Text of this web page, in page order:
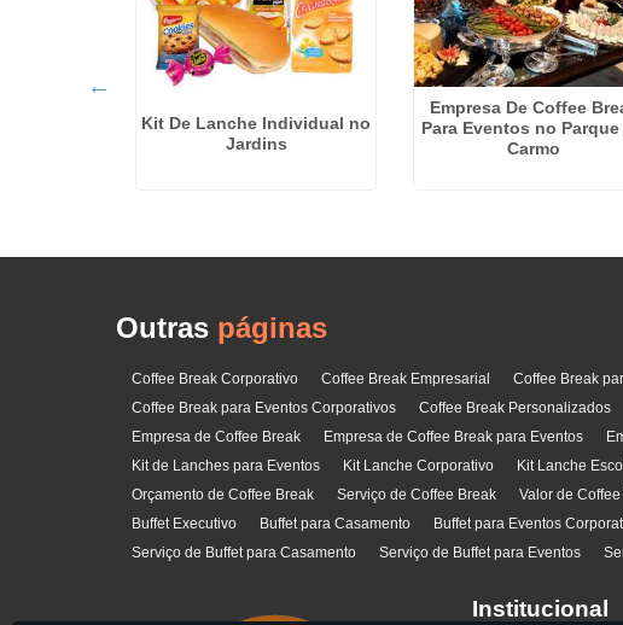
Kit De Lanche Individual no
Jardins
Empresa De Coffee
Para Eventos no Parque
Carmo
Outras páginas
Coffee Break Corporativo Coffee Break Empresarial Coffee Break
Coffee Break para Eventos Corporativos
Coffee Break Personalizados
Empresa de Coffee Break
Empresa de Coffee Break para Eventos
Kit de Lanches para Eventos
Kit Lanche Corporativo Kit Lanche
Orçamento de Coffee Break
Serviço de Coffee Break Valor de
Buffet Executivo
Buffet para Casamento Buffet para Eventos
Serviço de Buffet para Casamento
Serviço de Buffet para Eventos
Institucional